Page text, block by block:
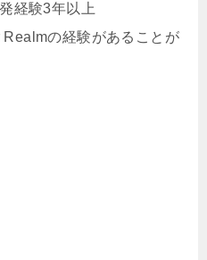
経験3年以上
の経験があることが